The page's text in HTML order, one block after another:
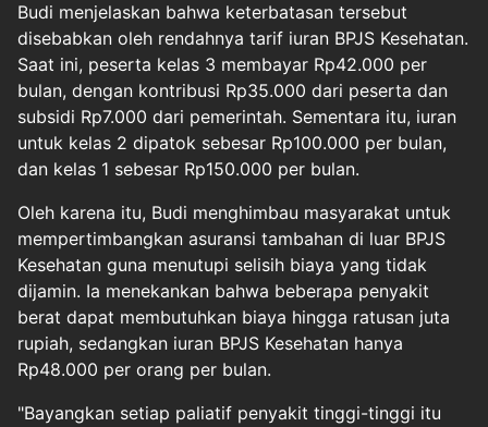
Budi menjelaskan bahwa keterbatasan tersebut
disebabkan oleh rendahnya tarif iuran BPJS Kesehatan.
Saat ini, peserta kelas 3 membayar Rp42.000 per
bulan, dengan kontribusi Rp35.000 dari peserta dan
subsidi Rp7.000 dari pemerintah. Sementara itu, iuran
untuk kelas 2 dipatok sebesar Rp100.000 per bulan,
dan kelas 1 sebesar Rp150.000 per bulan.
Oleh karena itu, Budi menghimbau masyarakat untuk
mempertimbangkan asuransi tambahan di luar BPJS
Kesehatan guna menutupi selisih biaya yang tidak
dijamin. Ia menekankan bahwa beberapa penyakit
berat dapat membutuhkan biaya hingga ratusan juta
rupiah, sedangkan iuran BPJS Kesehatan hanya
Rp48.000 per orang per bulan.
"Bayangkan setiap paliatif penyakit tinggi-tinggi itu